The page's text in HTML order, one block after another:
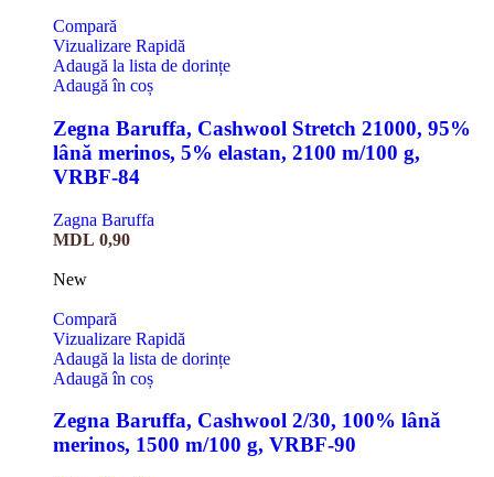
Compară
Vizualizare Rapidă
Adaugă la lista de dorințe
Adaugă în coș
Zegna Baruffa, Cashwool Stretch 21000, 95%
lână merinos, 5% elastan, 2100 m/100 g,
VRBF-84
Zagna Baruffa
MDL 0,90
New
Compară
Vizualizare Rapidă
Adaugă la lista de dorințe
Adaugă în coș
Zegna Baruffa, Cashwool 2/30, 100% lână
merinos, 1500 m/100 g, VRBF-90